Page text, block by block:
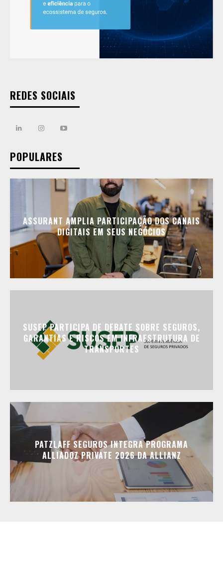
REDES SOCIAIS
POPULARES
ASSURANT AMPLIA PARTICIPAÇÃO DOS CANAIS
DIGITAIS EM SEUS NEGÓCIOS
SUSEP PARTICIPA DE DEBATE SOBRE SEGUROS,
GARANTIAS E RISCOS EM INFRAESTRUTURA DE
TRANSPORTES
PATZLAFF SEGUROS INTEGRA PROGRAMA
ALLIADOZ PRIVATE 2026 DA ALLIANZ